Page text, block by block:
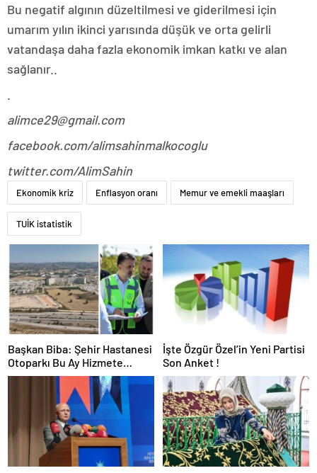
Bu negatif algının düzeltilmesi ve giderilmesi için
umarım yılın ikinci yarısında düşük ve orta gelirli
vatandaşa daha fazla ekonomik imkan katkı ve alan
sağlanır..
alimce29@gmail.com
facebook.com/alimsahinmalkocoglu
twitter.com/AlimSahin
Ekonomik kriz Enflasyon oranı Memur ve emekli maaşları
TUİK istatistik
Başkan Biba: Şehir Hastanesi
Otoparkı Bu Ay Hizmete
Açılacak
İşte Özgür Özel’in Yeni Partisi
Son Anket !